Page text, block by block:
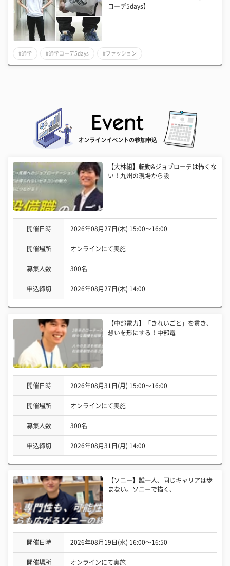
コーデ5days】
#通学 #通学コーデ5days #ファッション
オンラインイベントの参加申込
【大林組】転勤&ジョブローテは怖くな
い！九州の現場から設
開催日時 2026年08月27日(木) 15:00〜16:00
開催場所 オンラインにて実施
募集人数 300名
申込締切 2026年08月27日(木) 14:00
【中部電力】「きれいごと」を貫き、
想いを形にする！中部電
開催日時 2026年08月31日(月) 15:00〜16:00
開催場所 オンラインにて実施
募集人数 300名
申込締切 2026年08月31日(月) 14:00
【ソニー】誰一人、同じキャリアは歩
まない。ソニーで描く、
開催日時 2026年08月19日(水) 16:00〜16:50
開催場所 オンラインにて実施